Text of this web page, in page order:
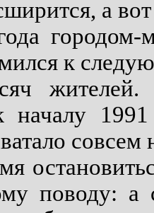
а
к
жителей.
началу
совсем
поводу: а